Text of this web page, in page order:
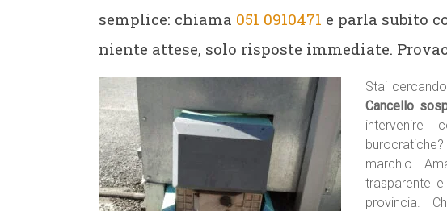
semplice: chiama 051 0910471 e parla subito
niente attese, solo risposte immediate.
Stai
Cancello
intervenire
marchio
trasparente
provincia.